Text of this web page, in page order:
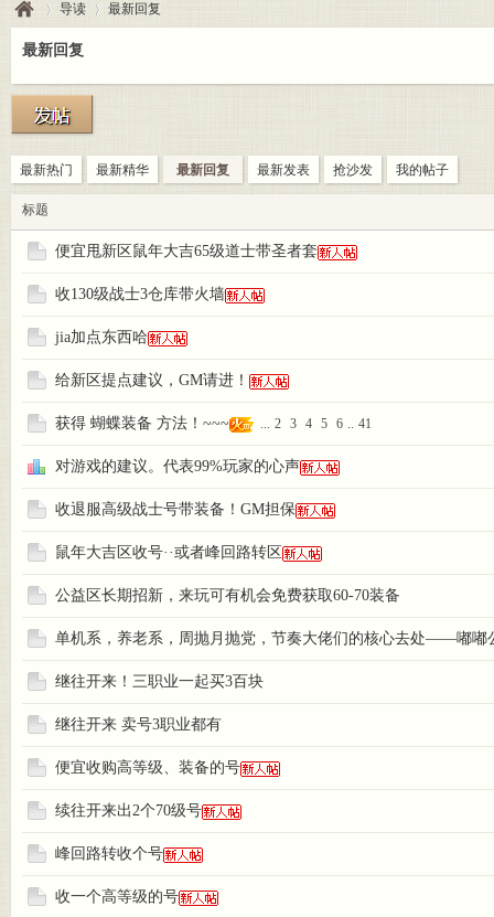
嘟嘟
论坛
- 爱
嘟嘟
»
导读 最新回复
最新回复
最新热门 最新精华 最新回复 最新发表 抢沙发 我的帖子
标题
便宜甩新区鼠年大吉65级道士带圣者套
收130级战士3仓库带火墙
jia加点东西哈
给新区提点建议，GM请进！
获得 蝴蝶装备 方法！~~~ ... 2 3 4 5 6 .. 41
对游戏的建议。代表99%玩家的心声
收退服高级战士号带装备！GM担保
鼠年大吉区收号··或者峰回路转区
公益区长期招新，来玩可有机会免费获取60-70装备
单机系，养老系，周抛月抛党，节奏大佬们的核心去处——嘟嘟
继往开来！三职业一起买3百块
继往开来 卖号3职业都有
便宜收购高等级、装备的号
续往开来出2个70级号
峰回路转收个号
收一个高等级的号